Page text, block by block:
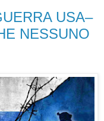
USA–
NESSUNO